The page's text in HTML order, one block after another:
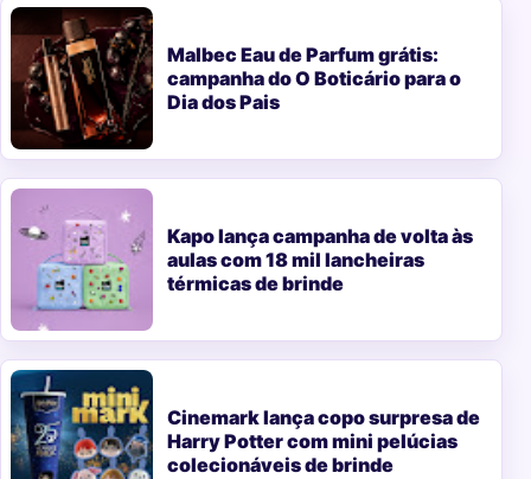
Malbec Eau de Parfum grátis:
campanha do O Boticário para o
Dia dos Pais
Kapo lança campanha de volta às
aulas com 18 mil lancheiras
térmicas de brinde
Cinemark lança copo surpresa de
Harry Potter com mini pelúcias
colecionáveis de brinde